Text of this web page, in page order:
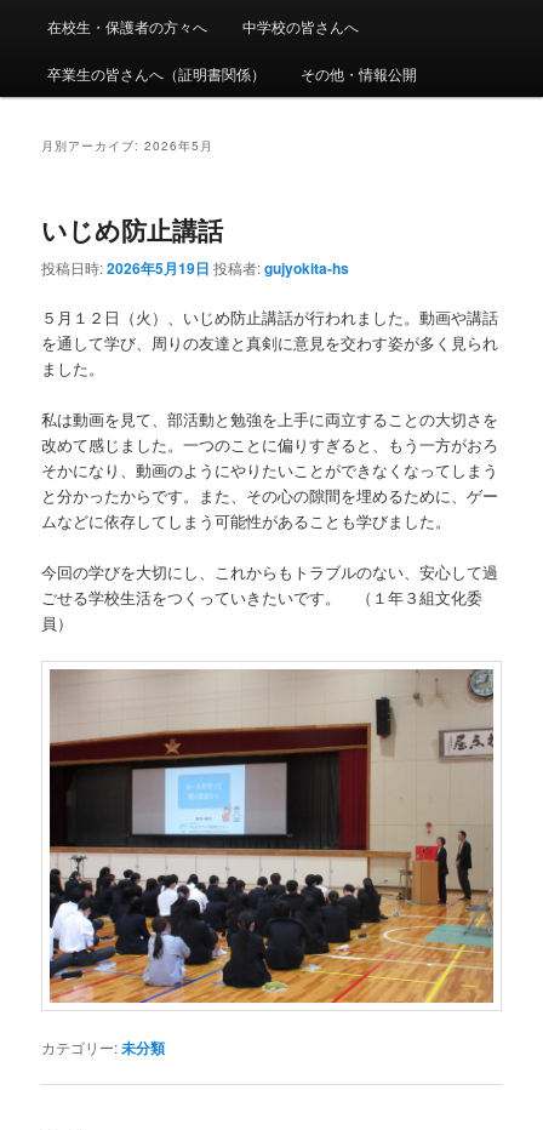
ン
ン
ン
へ
動
コ
テ
ツ
移
在校生・保護者の方々へ 中学校の皆さんへ
卒業生の皆さんへ（証明書関係） その他・情報公開
月別アーカイブ:2026年5月
いじめ防止講話
投稿日時:2026年5月19日 投稿者:gujyokita-hs
５月１２日（火）、いじめ防止講話が行われました。動画や講話
を通して学び、周りの友達と真剣に意見を交わす姿が多く見られ
ました。
私は動画を見て、部活動と勉強を上手に両立することの大切さを
改めて感じました。一つのことに偏りすぎると、もう一方がおろ
そかになり、動画のようにやりたいことができなくなってしまう
と分かったからです。また、その心の隙間を埋めるために、ゲー
ムなどに依存してしまう可能性があることも学びました。
今回の学びを大切にし、これからもトラブルのない、安心して過
ごせる学校生活をつくっていきたいです。 （１年３組文化委
員）
カテゴリー:未分類